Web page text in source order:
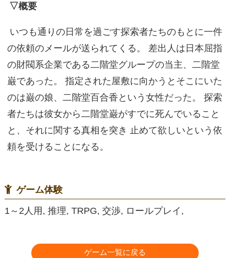
▽概要
いつも通りの日常を過ごす探索者たちのもとに一件
の依頼のメールが送られてくる。 差出人は日本屈指
の財閥系企業である二階堂グループの当主、二階堂
巌であった。 指定された屋敷に向かうとそこにいた
のは巌の娘、二階堂百合香という女性だった。 探索
者たちは彼女から二階堂巌がすでに死んでいること
と、それに関する真相を突き 止めて欲しいという依
頼を受けることになる。
ゲーム体験
1～2人用, 推理, TRPG, 交渉, ロールプレイ,
ゲーム一覧に戻る